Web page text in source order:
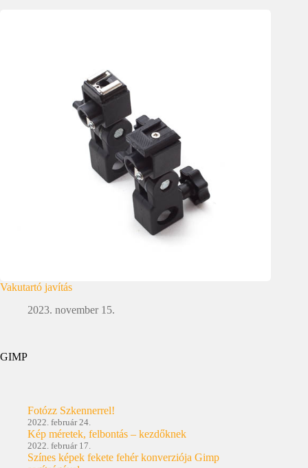
Vakutartó javítás
2023. november 15.
GIMP
Fotózz Szkennerrel!
2022. február 24.
Kép méretek, felbontás – kezdőknek
2022. február 17.
Színes képek fekete fehér konverziója Gimp